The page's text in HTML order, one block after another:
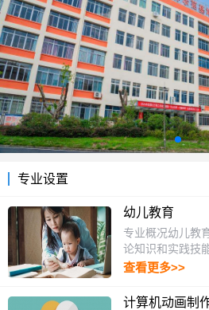
专业设置
幼儿教育
专业概况幼儿教
论知识和实践技
查看更多>>
计算机动画制